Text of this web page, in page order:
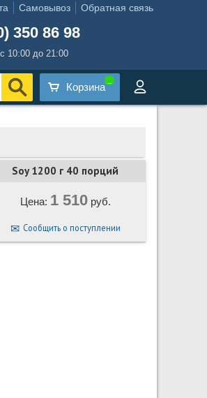
Самовывоз Обратная связь
350 86 98
10:00 до 21:00
Корзина
Soy 1200 г 40 порций
Цена: 1 510руб.
Сообщить о поступлении